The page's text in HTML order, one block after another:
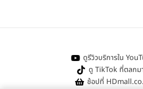
ดูรีวิวบริการใน
ดู TikTok ที่ตลกม
ช้อปที่